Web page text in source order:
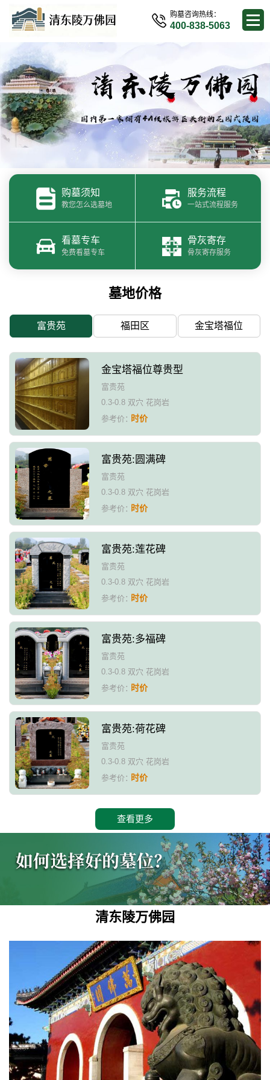
购墓咨询热线：
400-838-5063
购墓须知
教您怎么选墓地
服务流程
一站式流程服务
看墓专车
免费看墓专车
骨灰寄存
骨灰寄存服务
墓地价格
富贵苑 福田区 金宝塔福位
金宝塔福位尊贵型
富贵苑
0.3-0.8 双穴 花岗岩
参考价：时价
富贵苑:圆满碑
富贵苑
0.3-0.8 双穴 花岗岩
参考价：时价
富贵苑:莲花碑
富贵苑
0.3-0.8 双穴 花岗岩
参考价：时价
富贵苑:多福碑
富贵苑
0.3-0.8 双穴 花岗岩
参考价：时价
富贵苑:荷花碑
富贵苑
0.3-0.8 双穴 花岗岩
参考价：时价
查看更多
清东陵万佛园